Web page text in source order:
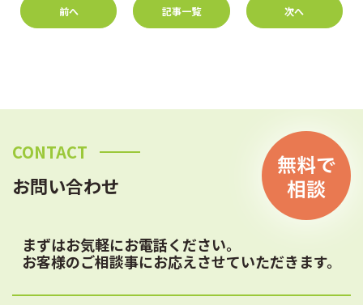
前へ 記事一覧 次へ
CONTACT
お問い合わせ
まずはお気軽にお電話ください。
お客様のご相談事にお応えさせていただきます。